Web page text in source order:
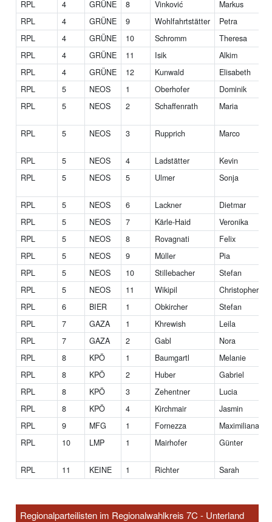
RPL 4 GRÜNE 8 Vinković
Markus
RPL
4 GRÜNE 9 Wohlfahrtstätter Petra
RPL
4 GRÜNE 10 Schromm Theresa
RPL
4 GRÜNE 11 Isik
Alkim
RPL
4 GRÜNE 12 Kunwald
Elisabeth
RPL
5 NEOS 1 Oberhofer
Dominik
RPL
5 NEOS 2 Schaffenrath Maria
RPL 5 NEOS 3 Rupprich Marco
RPL
5 NEOS 4 Ladstätter
Kevin
RPL
5 NEOS 5 Ulmer Sonja
RPL 5 NEOS 6 Lackner
Dietmar
RPL
5 NEOS 7 Kärle-Haid
Veronika
RPL
5 NEOS 8 Rovagnati
Felix
RPL
5 NEOS 9 Müller Pia
RPL
5 NEOS 10 Stillebacher Stefan
RPL
5 NEOS 11 Wikipil
Christopher
RPL
6 BIER 1 Obkircher
Stefan
RPL
7 GAZA 1 Khrewish
Leila
RPL
7 GAZA 2 Gabl
Nora
RPL
8 KPÖ 1 Baumgartl
Melanie
RPL
8 KPÖ 2 Huber
Gabriel
RPL
8 KPÖ 3 Zehentner
Lucia
RPL
8 KPÖ 4 Kirchmair
Jasmin
RPL
9 MFG 1 Fornezza
Maximiliana
RPL
10 LMP 1 Mairhofer Günter
RPL 11 KEINE 1 Richter Sarah
Regionalparteilisten im Regionalwahlkreis 7C - Unterland